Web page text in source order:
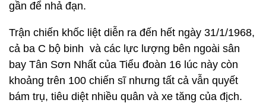
gần để nhả đạn.
Trận chiến khốc liệt diễn ra đến hết ngày 31/1/1968,
cả ba C bộ binh và các lực lượng bên ngoài sân
bay Tân Sơn Nhất của Tiểu đoàn 16 lúc này còn
khoảng trên 100 chiến sĩ nhưng tất cả vẫn quyết
bám trụ, tiêu diệt nhiều quân và xe tăng của địch.